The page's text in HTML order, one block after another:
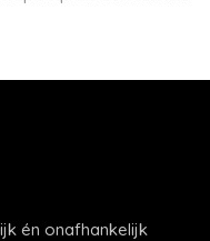
én onafhankelijk